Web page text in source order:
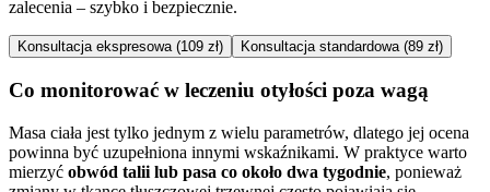
zalecenia – szybko i bezpiecznie.
Konsultacja ekspresowa (109 zł) Konsultacja standardowa (89 zł)
Co monitorować w leczeniu otyłości poza wagą
Masa ciała jest tylko jednym z wielu parametrów, dlatego jej ocena
powinna być uzupełniona innymi wskaźnikami. W praktyce warto
mierzyć obwód talii lub pasa co około dwa tygodnie, ponieważ